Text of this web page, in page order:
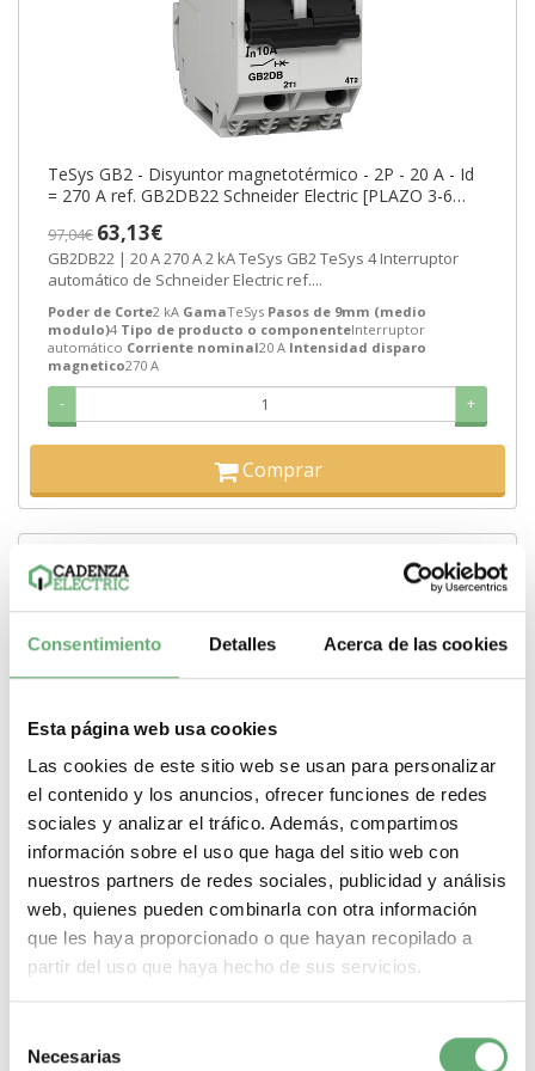
Consentimiento Detalles Acerca de las cookies
Esta página web usa cookies
Las cookies de este sitio web se usan para personalizar
el contenido y los anuncios, ofrecer funciones de redes
sociales y analizar el tráfico. Además, compartimos
información sobre el uso que haga del sitio web con
nuestros partners de redes sociales, publicidad y análisis
web, quienes pueden combinarla con otra información
que les haya proporcionado o que hayan recopilado a
partir del uso que haya hecho de sus servicios.
Necesarias
TeSys GB2 - Disyuntor magnetotérmico - 2P - 20 A - Id
= 270 A ref. GB2DB22 Schneider Electric [PLAZO 3-6
97,04€ 63,13€
GB2DB22 | 20 A 270 A 2 kA TeSys GB2 TeSys 4 Interruptor
automático de Schneider Electric ref....
Poder de Corte2 kA GamaTeSys Pasos de 9mm (medio
modulo)4 Tipo de producto o componenteInterruptor
automático Corriente nominal20 A Intensidad disparo
magnetico270 A
- +
Comprar
TeSys GB2 - Disyuntor magnetotérmico - 2P - 12 A - Id
= 165 A ref. GB2DB20 Schneider Electric
54,85€
GB2DB20 | 12 A 165 A 2 kA TeSys GB2 TeSys 4 Interruptor
Poder de Corte